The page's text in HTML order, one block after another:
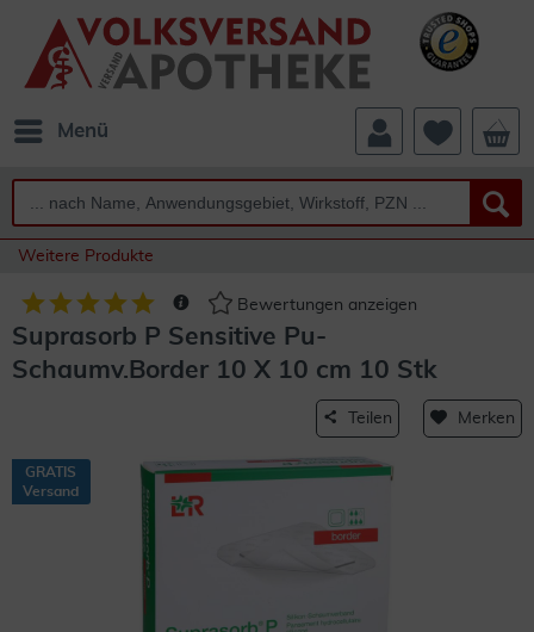
Menü
Weitere Produkte
Bewertungen anzeigen
Suprasorb P Sensitive Pu-
Schaumv.Border 10 X 10 cm 10 Stk
Teilen Merken
GRATIS
Versand